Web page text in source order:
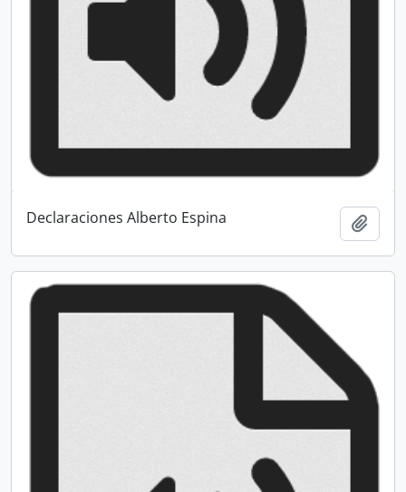
Declaraciones Alberto Espina